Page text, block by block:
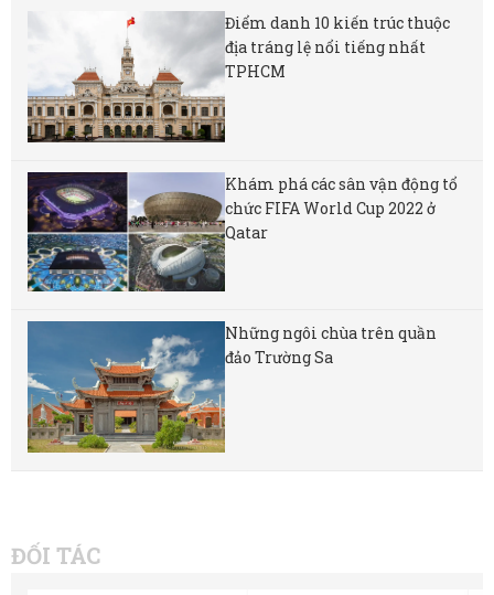
Điểm danh 10 kiến trúc thuộc
địa tráng lệ nổi tiếng nhất
TPHCM
Khám phá các sân vận động tổ
chức FIFA World Cup 2022 ở
Qatar
Những ngôi chùa trên quần
đảo Trường Sa
ĐỐI TÁC